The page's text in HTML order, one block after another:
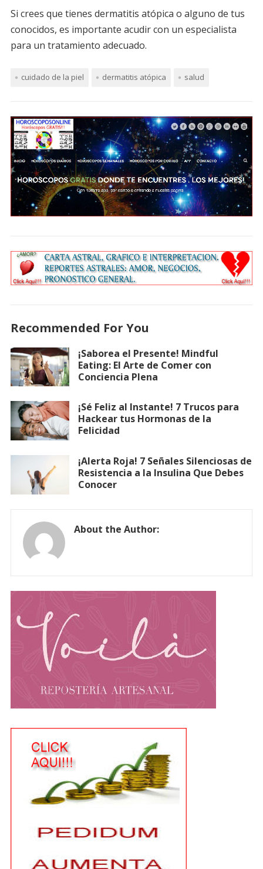
Si crees que tienes dermatitis atópica o alguno de tus
conocidos, es importante acudir con un especialista
para un tratamiento adecuado.
cuidado de la piel dermatitis atópica salud
Recommended For You
¡Saborea el Presente! Mindful
Eating: El Arte de Comer con
Conciencia Plena
¡Sé Feliz al Instante! 7 Trucos para
Hackear tus Hormonas de la
Felicidad
¡Alerta Roja! 7 Señales Silenciosas de
Resistencia a la Insulina Que Debes
Conocer
About the Author: